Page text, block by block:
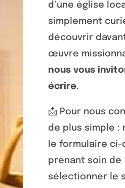
d’une église
simplement
découvrir
œuvre
nous vous
écrire.
📩 Pour nous
de plus simple :
le formulaire ci-
prenant soin de
sélectionner le